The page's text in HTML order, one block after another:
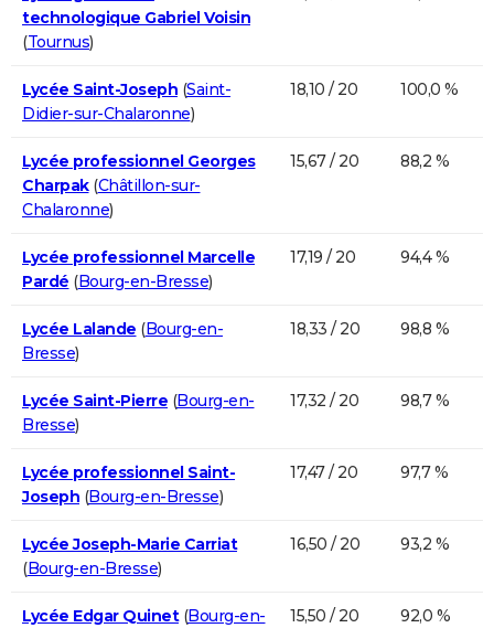
technologique Gabriel Voisin
(Tournus)
Lycée Saint-Joseph (Saint-
Didier-sur-Chalaronne)
18,10 / 20 100,0 %
Lycée professionnel Georges
Charpak(Châtillon-sur-
Chalaronne)
15,67 / 20 88,2 %
Lycée professionnel Marcelle
Pardé (Bourg-en-Bresse)
17,19 / 20 94,4 %
Lycée Lalande (Bourg-en-
Bresse)
18,33 / 20 98,8 %
Lycée Saint-Pierre (Bourg-en-
Bresse)
17,32 / 20 98,7 %
Lycée professionnel Saint-
Joseph (Bourg-en-Bresse)
17,47 / 20 97,7 %
Lycée Joseph-Marie Carriat
(Bourg-en-Bresse)
16,50 / 20 93,2 %
Lycée Edgar Quinet(Bourg-en-
15,50 / 20 92,0 %